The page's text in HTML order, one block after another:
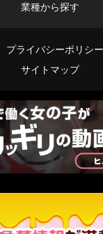
業種から探す
プライバシーポリシー
サイトマップ